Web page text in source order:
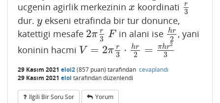
ucgenin agirlik merkezinin x
x koordinati r
3
r3
dur. y
y ekseni etrafinda bir tur donunce,
katettigi mesafe 2π r
3
2πr3 F
F in alani ise hr
2
hr2, yani
koninin hacmi V = 2π r
3 ⋅ hr
2 = πhr2
3
V= 2π r3⋅hr 2= πh 23
29 Kasım 2021 eloi2(857 puan) tarafından cevaplandı
29 Kasım 2021 eloi tarafındandüzenlendi
Ilgili Bir Soru Sor Yorum